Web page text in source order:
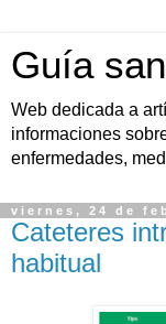
Guía
Web dedicada a
informaciones
enfermedades,
viernes, 24 de
Cateteres
habitual